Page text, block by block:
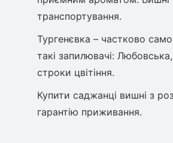
транспортування.
Тургенєвка – частково
такі запилювачі:
строки цвітіння.
Купити саджанці вишні з
гарантію приживання.